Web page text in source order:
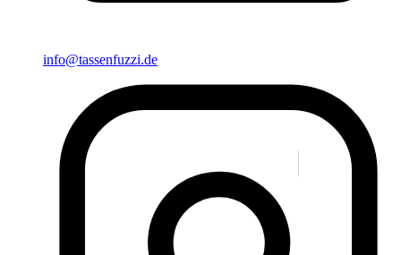
info@tassenfuzzi.de